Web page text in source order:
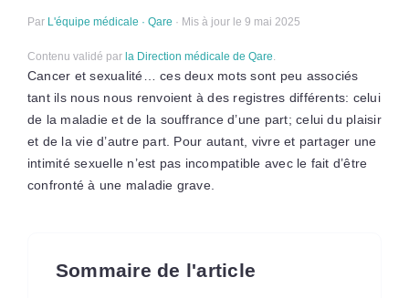
Par L'équipe médicale · Qare · Mis à jour le 9 mai 2025
Contenu validé par la Direction médicale de Qare.
Cancer et sexualité… ces deux mots sont peu associés
tant ils nous nous renvoient à des registres différents: celui
de la maladie et de la souffrance d’une part; celui du plaisir
et de la vie d’autre part. Pour autant, vivre et partager une
intimité sexuelle n’est pas incompatible avec le fait d’être
confronté à une maladie grave.
Sommaire de l'article